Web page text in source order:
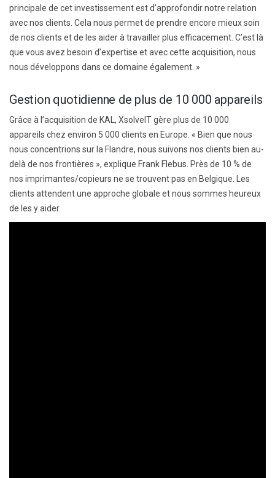
principale de cet investissement est d’approfondir notre relation
avec nos clients. Cela nous permet de prendre encore mieux soin
de nos clients et de les aider à travailler plus efficacement. C’est là
que vous avez besoin d’expertise et avec cette acquisition, nous
nous développons dans ce domaine également. »
Gestion quotidienne de plus de 10 000 appareils
Grâce à l’acquisition de KAL, XsolveIT gère plus de 10 000
appareils chez environ 5 000 clients en Europe. « Bien que nous
nous concentrions sur la Flandre, nous suivons nos clients bien au-
delà de nos frontières », explique Frank Flebus. Près de 10 % de
nos imprimantes/copieurs ne se trouvent pas en Belgique. Les
clients attendent une approche globale et nous sommes heureux
de les y aider.